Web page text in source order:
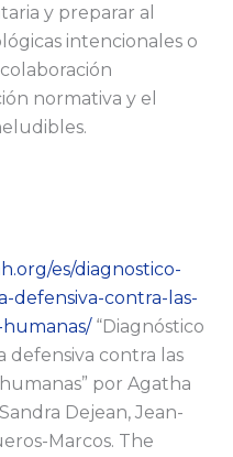
y preparar al
intencionales o
normativa y el
es/diagnostico-
defensiva-contra-las-
“Diagnóstico
defensiva contra las
por Agatha
Dejean, Jean-
Marcos. The